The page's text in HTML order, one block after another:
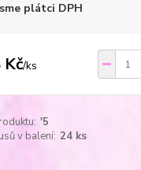
plátci DPH
Kč/ks
'5
v balení: 24 ks